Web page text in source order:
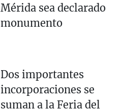
Mérida sea declarado
monumento
Dos importantes
incorporaciones se
suman a la Feria del